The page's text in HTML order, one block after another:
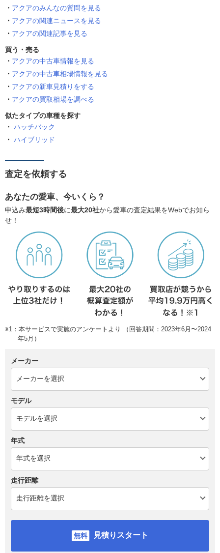
アクアのみんなの質問を見る
アクアの関連ニュースを見る
アクアの関連記事を見る
買う・売る
アクアの中古車情報を見る
アクアの中古車相場情報を見る
アクアの新車見積りをする
アクアの買取相場を調べる
似たタイプの車種を探す
ハッチバック
ハイブリッド
査定を依頼する
あなたの愛車、今いくら？
申込み最短3時間後に最大20社から愛車の査定結果をWebでお知ら
せ！
※1：本サービスで実施のアンケートより （回答期間：2023年6月〜2024
年5月）
メーカー
モデル
年式
走行距離
見積りスタート